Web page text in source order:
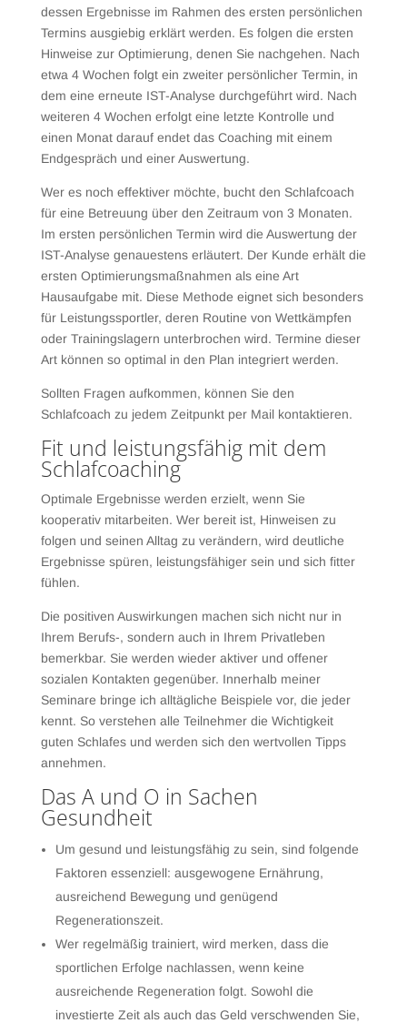
dessen Ergebnisse im Rahmen des ersten persönlichen
Termins ausgiebig erklärt werden. Es folgen die ersten
Hinweise zur Optimierung, denen Sie nachgehen. Nach
etwa 4 Wochen folgt ein zweiter persönlicher Termin, in
dem eine erneute IST-Analyse durchgeführt wird. Nach
weiteren 4 Wochen erfolgt eine letzte Kontrolle und
einen Monat darauf endet das Coaching mit einem
Endgespräch und einer Auswertung.
Wer es noch effektiver möchte, bucht den Schlafcoach
für eine Betreuung über den Zeitraum von 3 Monaten.
Im ersten persönlichen Termin wird die Auswertung der
IST-Analyse genauestens erläutert. Der Kunde erhält die
ersten Optimierungsmaßnahmen als eine Art
Hausaufgabe mit. Diese Methode eignet sich besonders
für Leistungssportler, deren Routine von Wettkämpfen
oder Trainingslagern unterbrochen wird. Termine dieser
Art können so optimal in den Plan integriert werden.
Sollten Fragen aufkommen, können Sie den
Schlafcoach zu jedem Zeitpunkt per Mail kontaktieren.
Fit und leistungsfähig mit dem
Schlafcoaching
Optimale Ergebnisse werden erzielt, wenn Sie
kooperativ mitarbeiten. Wer bereit ist, Hinweisen zu
folgen und seinen Alltag zu verändern, wird deutliche
Ergebnisse spüren, leistungsfähiger sein und sich fitter
fühlen.
Die positiven Auswirkungen machen sich nicht nur in
Ihrem Berufs-, sondern auch in Ihrem Privatleben
bemerkbar. Sie werden wieder aktiver und offener
sozialen Kontakten gegenüber. Innerhalb meiner
Seminare bringe ich alltägliche Beispiele vor, die jeder
kennt. So verstehen alle Teilnehmer die Wichtigkeit
guten Schlafes und werden sich den wertvollen Tipps
annehmen.
Das A und O in Sachen
Gesundheit
Um gesund und leistungsfähig zu sein, sind folgende
Faktoren essenziell: ausgewogene Ernährung,
ausreichend Bewegung und genügend
Regenerationszeit.
Wer regelmäßig trainiert, wird merken, dass die
sportlichen Erfolge nachlassen, wenn keine
ausreichende Regeneration folgt. Sowohl die
investierte Zeit als auch das Geld verschwenden Sie,